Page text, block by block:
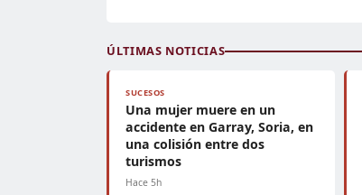
ÚLTIMAS NOTICIAS
SUCESOS
Una mujer muere en un
accidente en Garray, Soria, en
una colisión entre dos
turismos
Hace 5h